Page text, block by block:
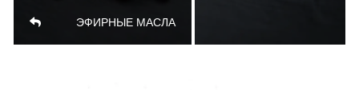
ЭФИРНЫЕ МАСЛА